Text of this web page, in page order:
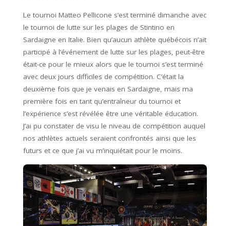
Le tournoi Matteo Pellicone s’est terminé dimanche avec
le tournoi de lutte sur les plages de Stintino en
Sardaigne en Italie. Bien qu’aucun athlète québécois n’ait
participé à l’événement de lutte sur les plages, peut-être
était-ce pour le mieux alors que le tournoi s’est terminé
avec deux jours difficiles de compétition. C’était la
deuxième fois que je venais en Sardaigne, mais ma
première fois en tant qu’entraîneur du tournoi et
l’expérience s’est révélée être une véritable éducation.
J’ai pu constater de visu le niveau de compétition auquel
nos athlètes actuels seraient confrontés ainsi que les
futurs et ce que j’ai vu m’inquiétait pour le moins.